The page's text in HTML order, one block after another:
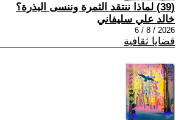
(39) لماذا ننتقد الثمرة وننسى البذرة؟
خالد علي سليفاني
2026 / 8 / 6
قضايا ثقافية